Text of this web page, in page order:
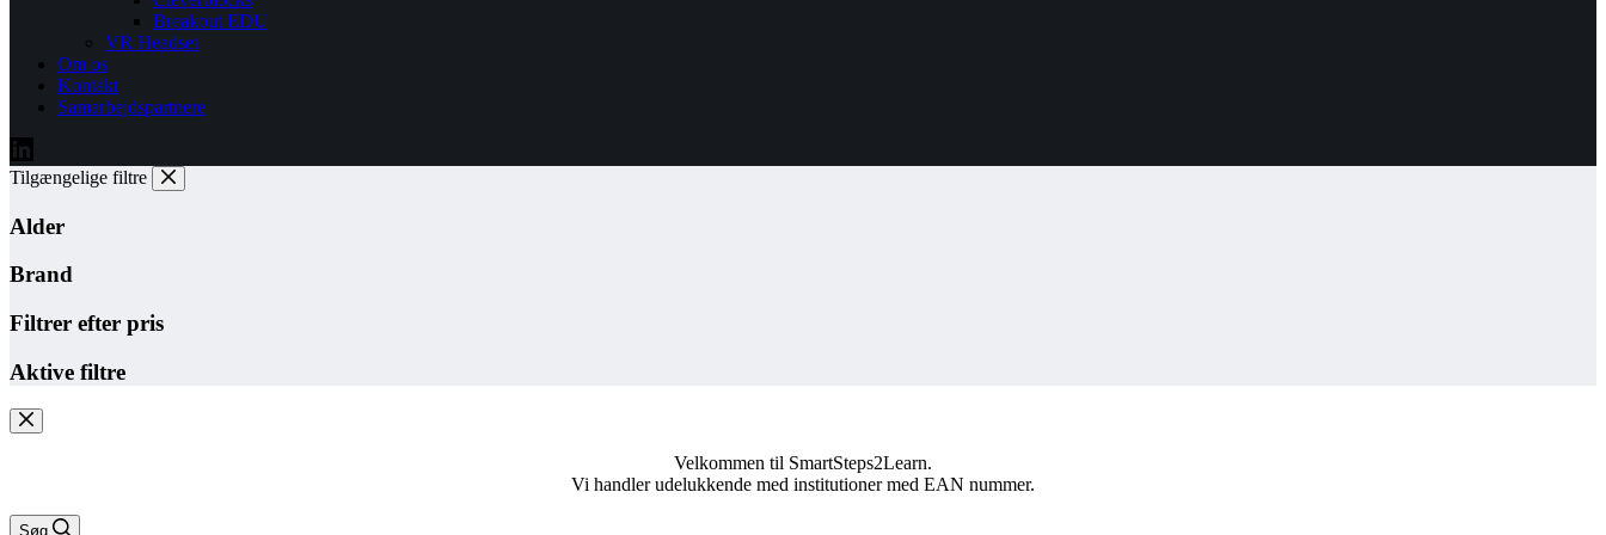
Breakout EDU
VR Headset
Om os
Kontakt
Samarbejdspartnere
Tilgængelige filtre
Alder
Brand
Filtrer efter pris
Aktive filtre
Velkommen til SmartSteps2Learn.
Vi handler udelukkende med institutioner med EAN nummer.
Søg